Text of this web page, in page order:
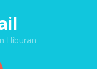
Hiburan